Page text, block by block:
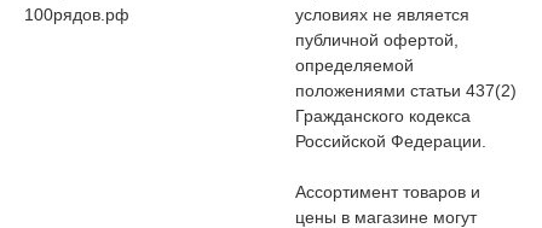
100рядов.рф
условиях не является
публичной офертой,
определяемой
положениями статьи 437(2)
Гражданского кодекса
Российской Федерации.
Ассортимент товаров и
цены в магазине могут